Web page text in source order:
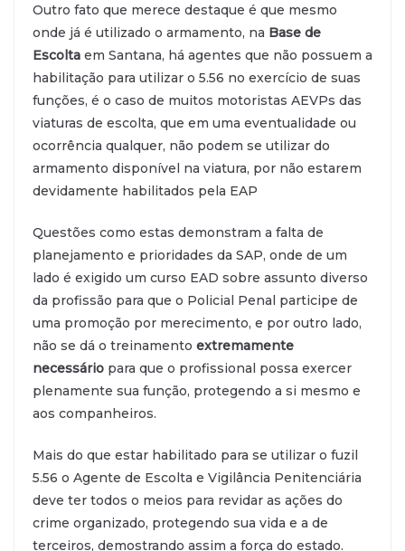
Outro fato que merece destaque é que mesmo
onde já é utilizado o armamento, na Base de
Escolta em Santana, há agentes que não possuem a
habilitação para utilizar o 5.56 no exercício de suas
funções, é o caso de muitos motoristas AEVPs das
viaturas de escolta, que em uma eventualidade ou
ocorrência qualquer, não podem se utilizar do
armamento disponível na viatura, por não estarem
devidamente habilitados pela EAP
Questões como estas demonstram a falta de
planejamento e prioridades da SAP, onde de um
lado é exigido um curso EAD sobre assunto diverso
da profissão para que o Policial Penal participe de
uma promoção por merecimento, e por outro lado,
não se dá o treinamento extremamente
necessário para que o profissional possa exercer
plenamente sua função, protegendo a si mesmo e
aos companheiros.
Mais do que estar habilitado para se utilizar o fuzil
5.56 o Agente de Escolta e Vigilância Penitenciária
deve ter todos o meios para revidar as ações do
crime organizado, protegendo sua vida e a de
terceiros, demostrando assim a força do estado.